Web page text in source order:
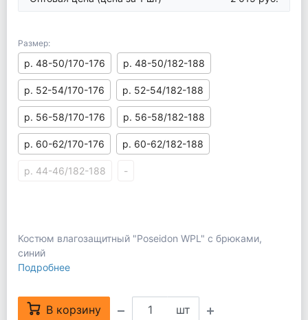
Размер:
р. 48-50/170-176 р. 48-50/182-188
р. 52-54/170-176 р. 52-54/182-188
р. 56-58/170-176 р. 56-58/182-188
р. 60-62/170-176 р. 60-62/182-188
р. 44-46/182-188 -
Костюм влагозащитный "Poseidon WPL" с брюками,
синий
Подробнее
В корзину шт